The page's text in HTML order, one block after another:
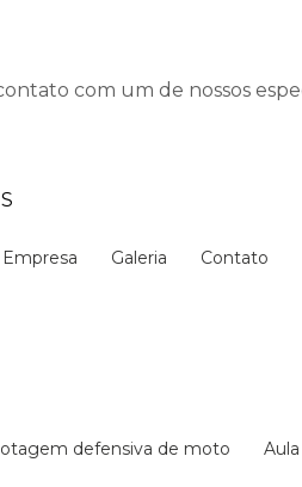
com um de nossos
Empresa Galeria Contato
defensiva de moto